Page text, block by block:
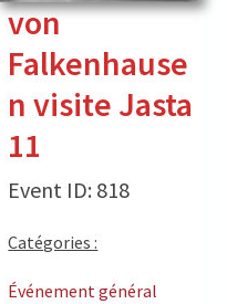
von
Falkenhause
n visite Jasta
11
Event ID: 818
Catégories :
Événement général